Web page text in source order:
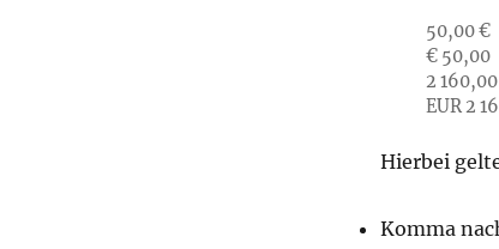
50,00 €
€ 50,00
2
EUR 2
Hierbei
Komma